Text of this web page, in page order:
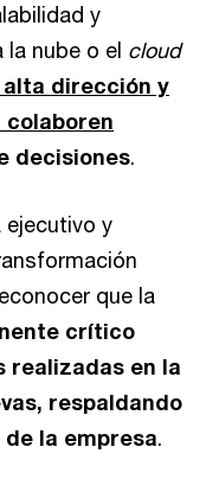
y
nube o el cloud
alta dirección y
decisiones.
ejecutivo y
que la
crítico
realizadas en la
respaldando
la empresa.